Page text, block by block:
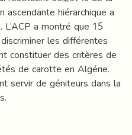
hiérarchique a
a montré que 15
les différentes
constituer des critères de
de carotte en Algérie.
servir de géniteurs dans la